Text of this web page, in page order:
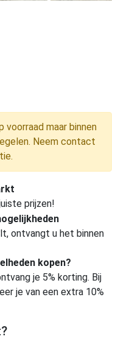
voorraad maar binnen
Neem contact
prijzen!
ontvangt u het binnen
kopen?
je 5% korting. Bij
je van een extra 10%